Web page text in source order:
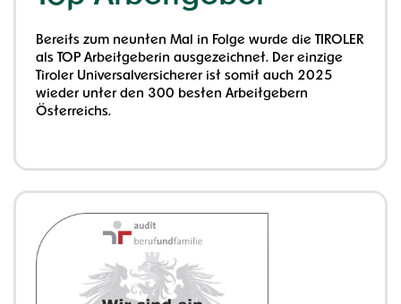
Bereits zum neunten Mal in Folge wurde die TIROLER
als TOP Arbeitgeberin ausgezeichnet. Der einzige
Tiroler Universalversicherer ist somit auch 2025
wieder unter den 300 besten Arbeitgebern
Österreichs.